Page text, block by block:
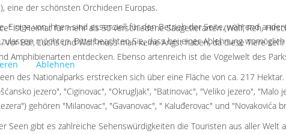
eine der schönsten Orchideen Europas.
ist Heimat für mehr als 50 verschiedene Säugetierarten (Wolf, Reh,
Vor Bär, Luchs und Wolf muss man keine Angst haben, da diese Tiere
Amphibienarten entdecken. Ebenso artenreich ist die Vogelwelt des
des Nationalparks erstrecken sich über eine Fläche von ca. 217
jezero", "Ciginovac", "Okrugljak", "Batinovac", "Veliko jezero",
gehören "Milanovac", "Gavanovac", " Kaluđerovac" und "Novakovića
Seen gibt es zahlreiche Sehenswürdigkeiten die Touristen aus aller Welt
Einige von ihnen sind essenziell für den Betrieb der Seite, während
möchten. Bitte beachten Sie, dass bei einer Ablehnung
Ablehnen